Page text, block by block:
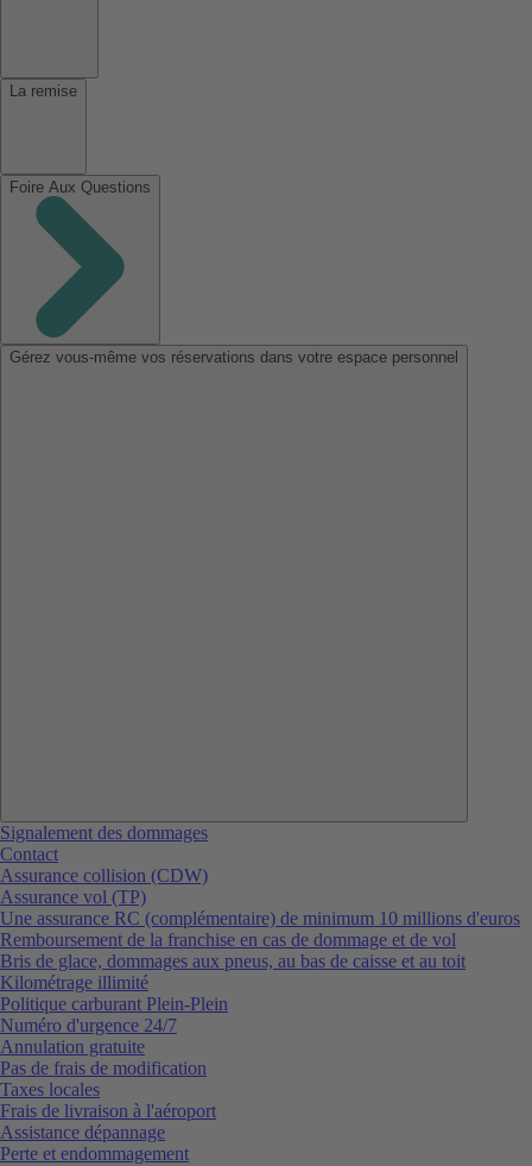
La remise
Foire Aux Questions
Gérez vous-même vos réservations dans votre espace personnel
Signalement des dommages
Contact
Assurance collision (CDW)
Assurance vol (TP)
Une assurance RC (complémentaire) de minimum 10 millions d'euros
Remboursement de la franchise en cas de dommage et de vol
Bris de glace, dommages aux pneus, au bas de caisse et au toit
Kilométrage illimité
Politique carburant Plein-Plein
Numéro d'urgence 24/7
Annulation gratuite
Pas de frais de modification
Taxes locales
Frais de livraison à l'aéroport
Assistance dépannage
Perte et endommagement